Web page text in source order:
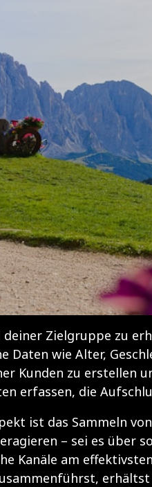
deiner Zielgruppe zu
Daten wie Alter,
Kunden zu erstellen
erfassen, die
ist das Sammeln
– sei es über
Kanäle am